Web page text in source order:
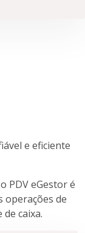
e eficiente
PDV eGestor é
de
caixa.